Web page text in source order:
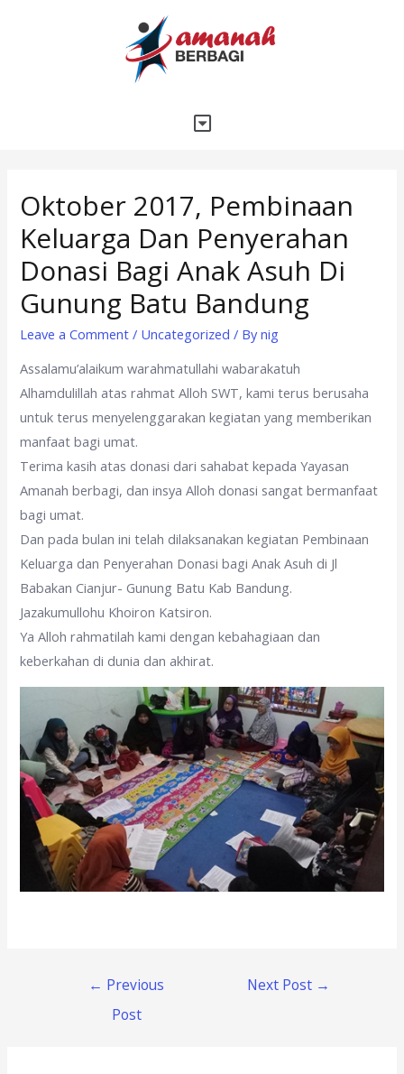
Oktober 2017, Pembinaan
Keluarga Dan Penyerahan
Donasi Bagi Anak Asuh Di
Gunung Batu Bandung
Leave a Comment / Uncategorized / Bynig
Assalamu’alaikum warahmatullahi wabarakatuh
Alhamdulillah atas rahmat Alloh SWT, kami terus berusaha
untuk terus menyelenggarakan kegiatan yang memberikan
manfaat bagi umat.
Terima kasih atas donasi dari sahabat kepada Yayasan
Amanah berbagi, dan insya Alloh donasi sangat bermanfaat
bagi umat.
Dan pada bulan ini telah dilaksanakan kegiatan Pembinaan
Keluarga dan Penyerahan Donasi bagi Anak Asuh di Jl
Babakan Cianjur- Gunung Batu Kab Bandung.
Jazakumullohu Khoiron Katsiron.
Ya Alloh rahmatilah kami dengan kebahagiaan dan
keberkahan di dunia dan akhirat.
← Previous
Post
Next Post →